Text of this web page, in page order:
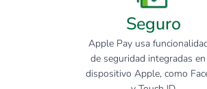
Seguro
Apple Pay usa
de seguridad integradas
dispositivo Apple, como